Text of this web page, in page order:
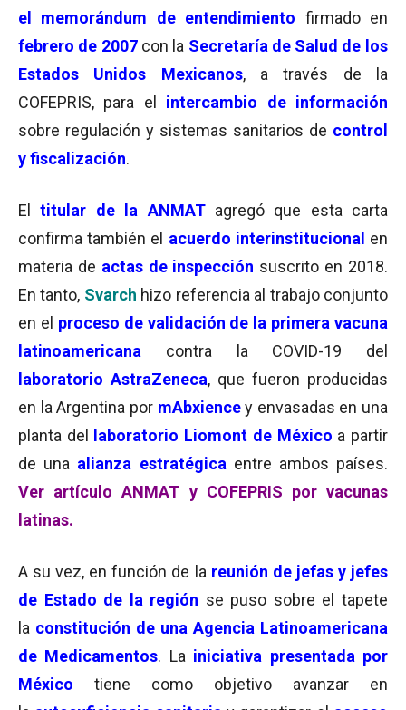
el memorándum de entendimiento firmado en
febrero de 2007con la Secretaría de Salud de los
Estados Unidos Mexicanos, a través de la
COFEPRIS, para el intercambio de información
sobre regulación y sistemas sanitarios de control
y fiscalización.
El titular de la ANMATagregó que esta carta
confirma también el acuerdo interinstitucional en
materia de actas de inspección suscrito en 2018.
En tanto, Svarch hizo referencia al trabajo conjunto
en el proceso de validación de la primera vacuna
latinoamericana
contra la COVID-19 del
laboratorio AstraZeneca, que fueron producidas
en la Argentina por mAbxiencey envasadas en una
planta del
laboratorio Liomont de México a partir
de una alianza estratégica entre ambos países.
Ver artículo ANMAT y COFEPRIS por vacunas
latinas.
A su vez, en función de la reunión de jefas y jefes
de Estado de la región se puso sobre el tapete
la constitución de una Agencia Latinoamericana
de Medicamentos. La iniciativa presentada por
México tiene como objetivo avanzar en